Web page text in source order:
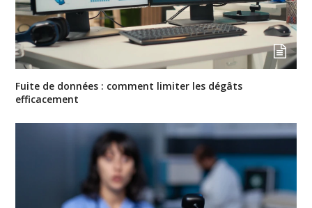
Fuite de données : comment limiter les dégâts
efficacement